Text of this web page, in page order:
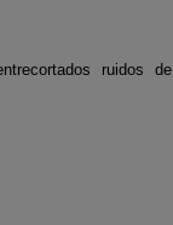
ruidos de